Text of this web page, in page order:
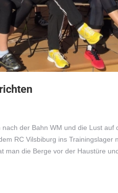
der Bahn WM und die Lust auf
RC Vilsbiburg ins Trainingslager
man die Berge vor der Haustüre